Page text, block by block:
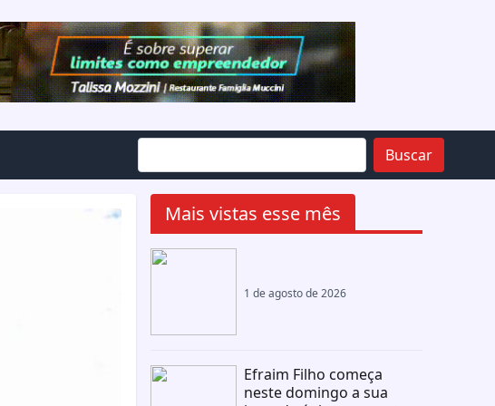
Buscar
Mais vistas esse mês
1 de agosto de 2026
Efraim Filho começa
neste domingo a sua